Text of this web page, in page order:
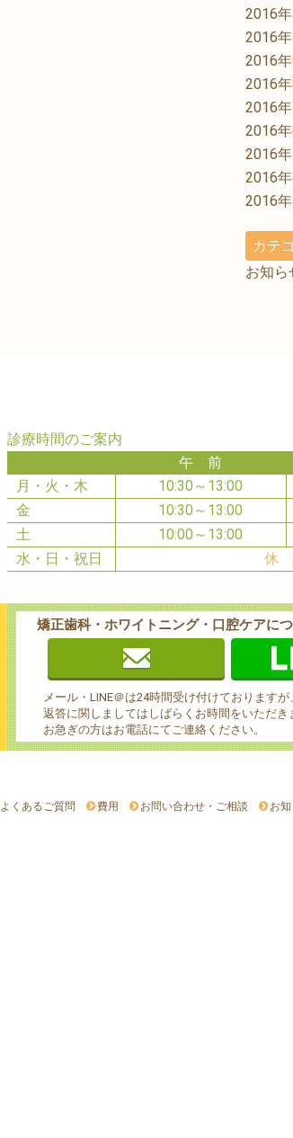
2016
2016
2016
2016
2016
2016
2016
2016
2016
カテ
お知ら
診療時間のご案内
午 前
月・火・木
10:30～13:00
金
10:30～13:00
土
10:00～13:00
水・日・祝日
休
矯正歯科・ホワイトニング・口腔ケアに
メール・LINE＠は24時間受け付けておりますが
返答に関しましてはしばらくお時間をいただき
お急ぎの方はお電話にてご連絡ください。
よくあるご質問 費用 お問い合わせ・ご相談 お